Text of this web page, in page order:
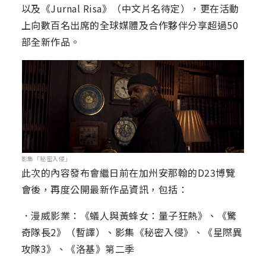
以及《Jurnal Risa》（中文片名待定），更在活動
上向數百名出席的全球媒體及合作夥伴分享超過50
部全新作品。
影集「秘密入侵」
此次的內容發布會繼日前在加州安那翰的D23博覽
會後，再度公開最新作品資訊，包括：
．漫威影業：《蟻人與黃蜂女：量子狂熱》、《驚
奇隊長2》（暫譯）、影集《秘密入侵》、《星際異
攻隊3》、《洛基》第二季